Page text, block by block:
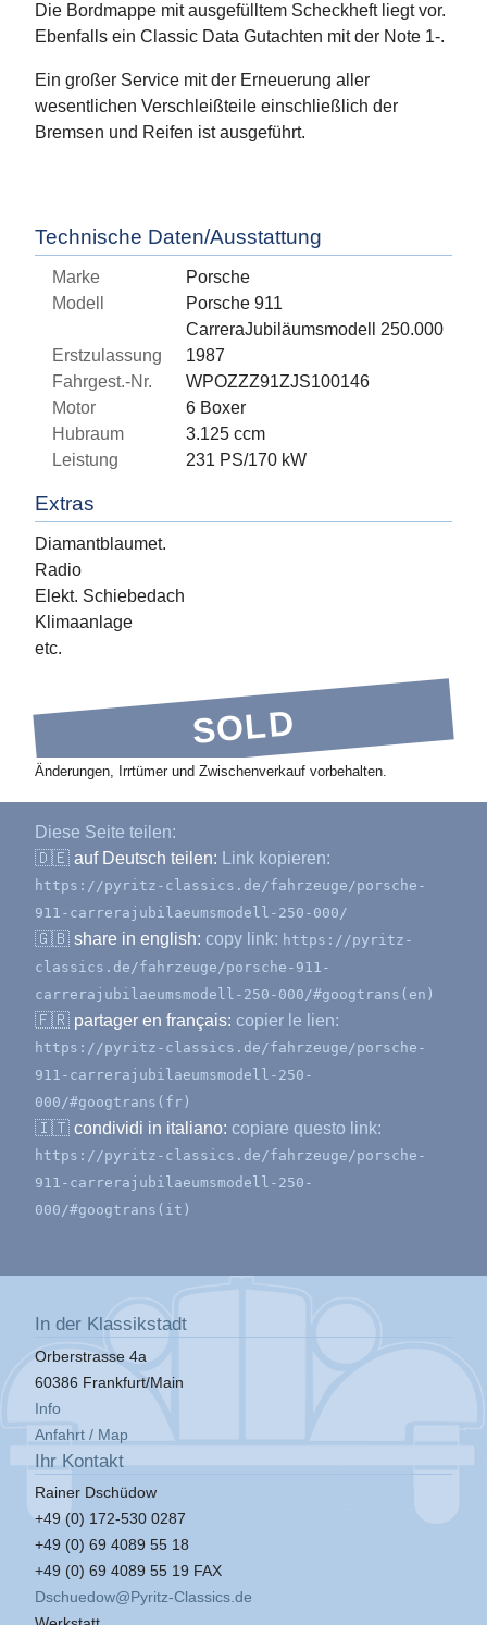
Die Bordmappe mit ausgefülltem Scheckheft liegt vor.
Ebenfalls ein Classic Data Gutachten mit der Note 1-.
Ein großer Service mit der Erneuerung aller
wesentlichen Verschleißteile einschließlich der
Bremsen und Reifen ist ausgeführt.
Technische Daten/Ausstattung
Marke
Porsche
Modell
Porsche 911
CarreraJubiläumsmodell 250.000
Erstzulassung
1987
Fahrgest.-Nr.
WPOZZZ91ZJS100146
Motor
6 Boxer
Hubraum
3.125 ccm
Leistung
231 PS/170 kW
Extras
Diamantblaumet.
Radio
Elekt. Schiebedach
Klimaanlage
etc.
SOLD
Änderungen, Irrtümer und Zwischenverkauf vorbehalten.
Diese Seite teilen:
🇩🇪 auf Deutsch teilen: Link kopieren:
https://pyritz-classics.de/fahrzeuge/porsche-
911-carrerajubilaeumsmodell-250-000/
🇬🇧 share in english: copy link: https://pyritz-
classics.de/fahrzeuge/porsche-911-
carrerajubilaeumsmodell-250-000/#googtrans(en)
🇫🇷 partager en français: copier le lien:
https://pyritz-classics.de/fahrzeuge/porsche-
911-carrerajubilaeumsmodell-250-
000/#googtrans(fr)
🇮🇹 condividi in italiano: copiare questo link:
https://pyritz-classics.de/fahrzeuge/porsche-
911-carrerajubilaeumsmodell-250-
000/#googtrans(it)
In der Klassikstadt
Orberstrasse 4a
60386 Frankfurt/Main
Info
Anfahrt / Map
Ihr Kontakt
Rainer Dschüdow
+49 (0) 172-530 0287
+49 (0) 69 4089 55 18
+49 (0) 69 4089 55 19 FAX
Dschuedow@Pyritz-Classics.de